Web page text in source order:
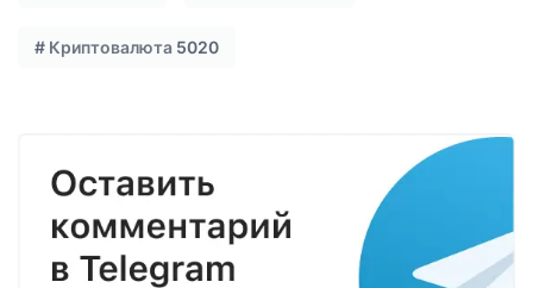
# Криптовалюта 5020